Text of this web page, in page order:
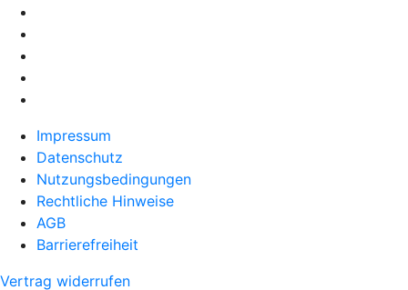
Impressum
Datenschutz
Nutzungsbedingungen
Rechtliche Hinweise
AGB
Barrierefreiheit
Vertrag widerrufen